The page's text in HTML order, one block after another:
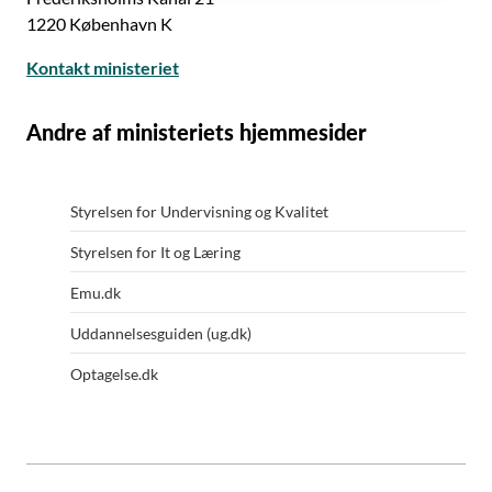
1220 København K
Kontakt ministeriet
Andre af ministeriets hjemmesider
Styrelsen for Undervisning og Kvalitet
Styrelsen for It og Læring
Emu.dk
Uddannelsesguiden (ug.dk)
Optagelse.dk